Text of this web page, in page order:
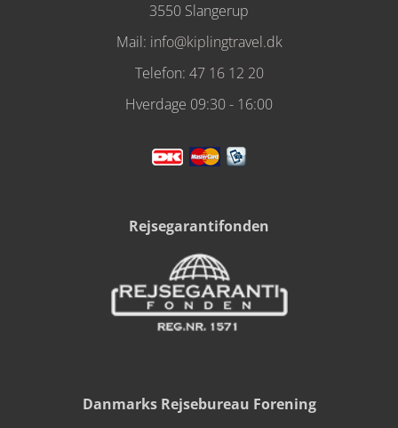
3550 Slangerup
Mail: info@kiplingtravel.dk
Telefon: 47 16 12 20
Hverdage 09:30 - 16:00
Rejsegarantifonden
Danmarks Rejsebureau Forening